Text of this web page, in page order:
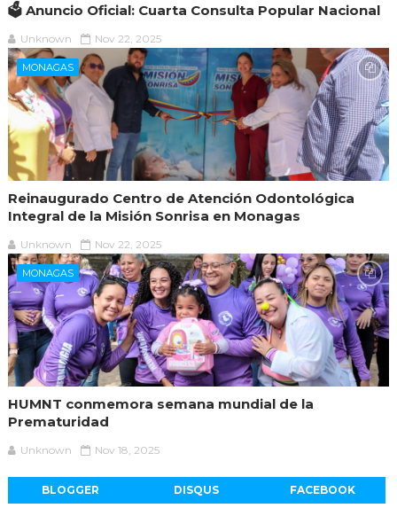
🗳️ Anuncio Oficial: Cuarta Consulta Popular Nacional
Unknown Nov 22, 2025
MONAGAS
Reinaugurado Centro de Atención Odontológica
Integral de la Misión Sonrisa en Monagas
Unknown Nov 22, 2025
MONAGAS
HUMNT conmemora semana mundial de la
Prematuridad
Unknown Nov 18, 2025
BLOGGER DISQUS FACEBOOK